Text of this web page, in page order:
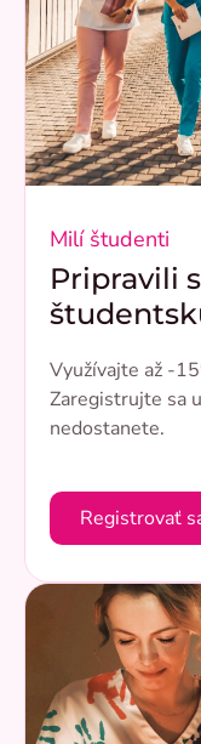
Milí študenti
Pripravili
Využívajte až -
Zaregistrujte sa
nedostanete.
Registrovať